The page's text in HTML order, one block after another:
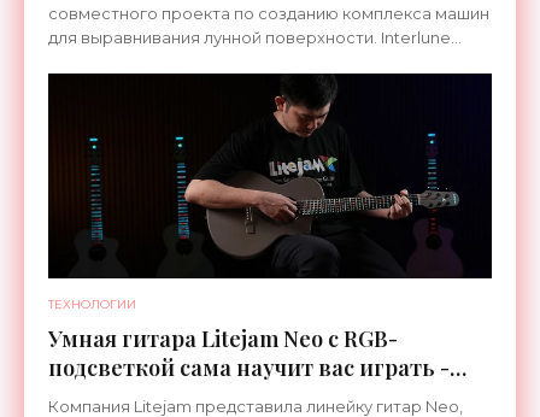
совместного проекта по созданию комплекса машин
для выравнивания лунной поверхности. Interlune
ТЕХНОЛОГИИ
Умная гитара Litejam Neo с RGB-
подсветкой сама научит вас играть -
«Гаджеты»
Компания Litejam представила линейку гитар Neo,